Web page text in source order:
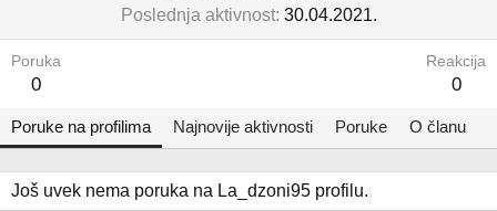
Poslednja aktivnost 30.04.2021.
Poruka
0
Reakcija
0
Poruke na profilima Najnovije aktivnosti Poruke O članu
Još uvek nema poruka na La_dzoni95 profilu.